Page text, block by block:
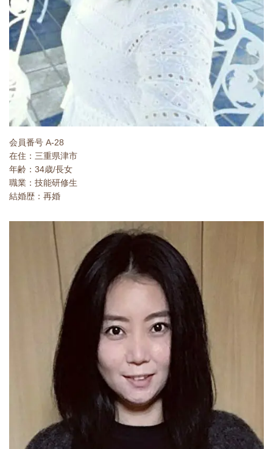
会員番号 A-28
在住：三重県津市
年齢：34歳/長女
職業：技能研修生
結婚歴：再婚